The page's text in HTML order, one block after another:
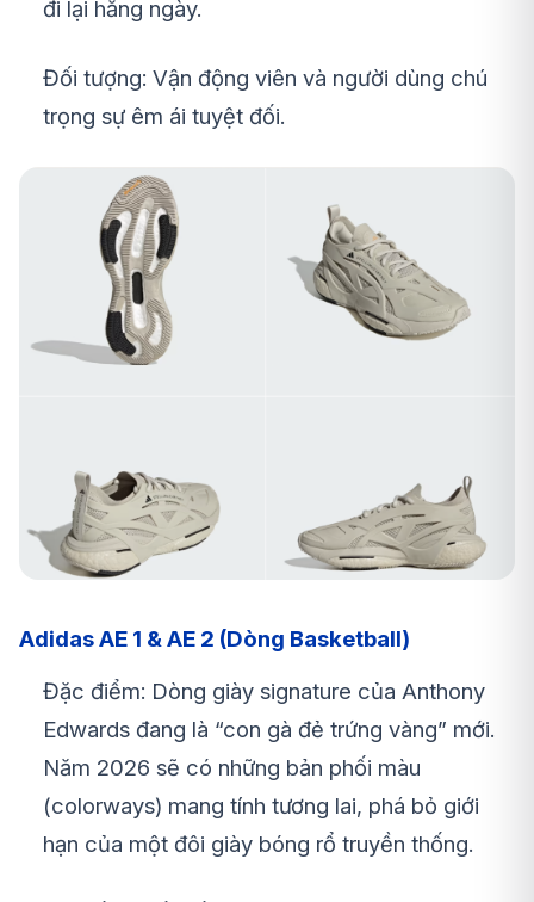
đi lại hằng ngày.
Đối tượng: Vận động viên và người dùng chú
trọng sự êm ái tuyệt đối.
Adidas AE 1 & AE 2 (Dòng Basketball)
Đặc điểm: Dòng giày signature của Anthony
Edwards đang là “con gà đẻ trứng vàng” mới.
Năm 2026 sẽ có những bản phối màu
(colorways) mang tính tương lai, phá bỏ giới
hạn của một đôi giày bóng rổ truyền thống.